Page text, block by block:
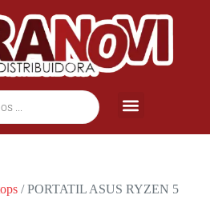
/ PORTATIL ASUS RYZEN 5